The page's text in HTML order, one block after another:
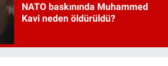
NATO baskınında Muhammed
Kavi neden öldürüldü?